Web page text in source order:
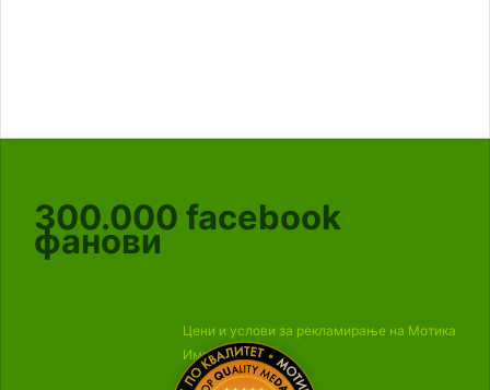
300.000 facebook
фанови
Цени и услови за рекламирање на Мотика
Импресум